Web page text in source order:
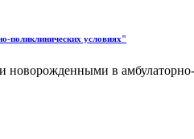
поликлинических условиях"
в